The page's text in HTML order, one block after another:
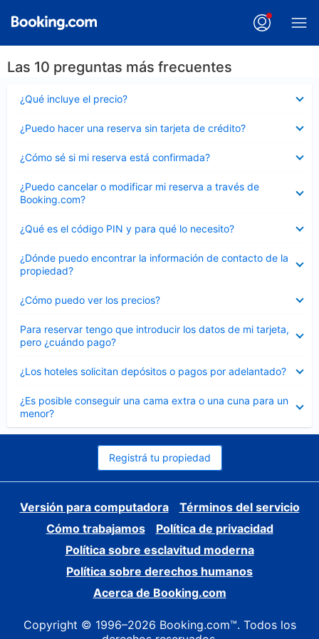
Las 10 preguntas más frecuentes
¿Qué incluye el precio?
cerrado
¿Puedo hacer una reserva sin tarjeta de crédito?
cerrado
¿Cómo sé si mi reserva está confirmada?
cerrado
¿Puedo cancelar o modificar mi reserva a través de
Booking.com?
cerrado
¿Qué es el código PIN y para qué lo necesito?
cerrado
¿Dónde puedo encontrar la información de contacto de la
propiedad?
cerrado
¿Cómo puedo ver los precios?
cerrado
Para reservar tengo que introducir los datos de mi tarjeta,
pero ¿cuándo pago?
cerrado
¿Los hoteles solicitan depósitos o pagos por adelantado?
cerrado
¿Es posible conseguir una cama extra o una cuna para un
menor?
cerrado
Registrá tu propiedad
Versión para computadora
Términos del servicio
Cómo trabajamos
Política de privacidad
Política sobre esclavitud moderna
Política sobre derechos humanos
Acerca de Booking.com
Copyright © 1996–2026 Booking.com™. Todos los